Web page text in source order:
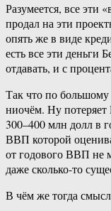
Разумеется, все эти
продал на эти
опять же в виде
есть все эти деньги
отдавать, и с
Так что по
ниочём. Ну потеряет
300–400 млн долл в
ВВП которой
от годового ВВП не
даже сколько-то
В чём же тогда